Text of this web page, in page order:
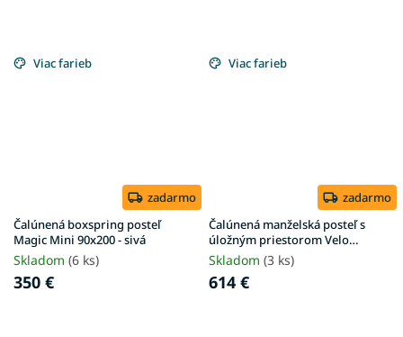
Viac farieb
zadarmo
Čalúnená boxspring posteľ
Magic Mini 90x200 - sivá
Skladom (6 ks)
350 €
Viac farieb
zadarmo
Čalúnená manželská posteľ s
úložným priestorom Velo
160x200 - béžová Anthology
Skladom (3 ks)
614 €